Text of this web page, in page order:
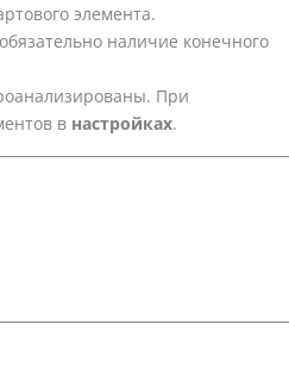
элемента.
наличие конечного
При
в настройках.